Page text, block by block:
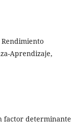
Aprendizaje,
factor determinante